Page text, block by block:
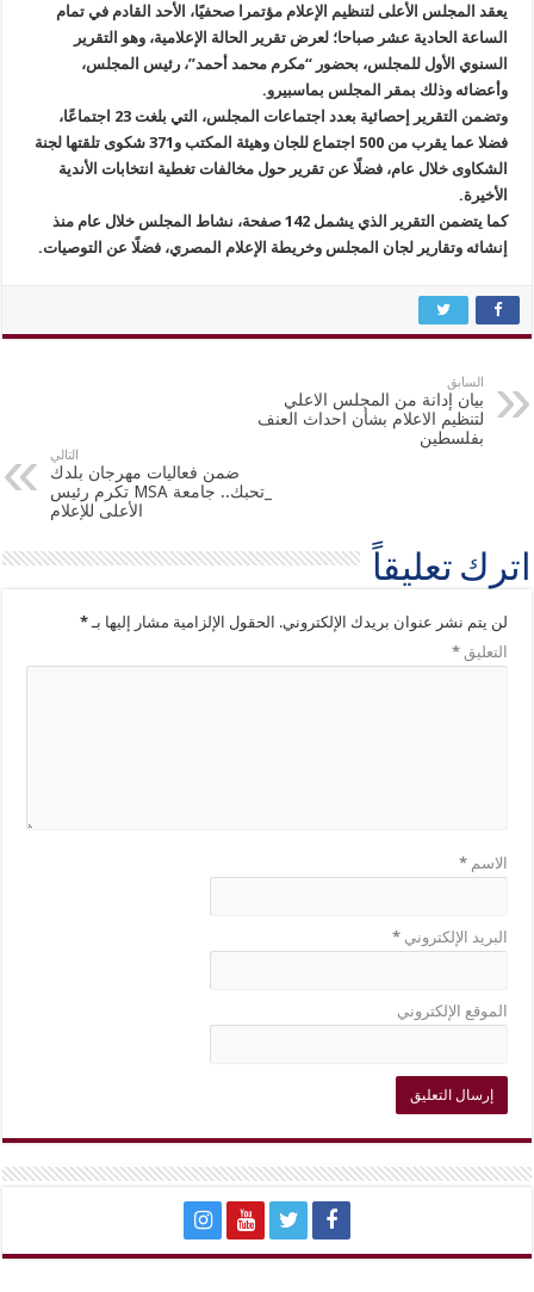
يعقد المجلس الأعلى لتنظيم الإعلام مؤتمرا صحفيًا، الأحد القادم في تمام
الساعة الحادية عشر صباحا؛ لعرض تقرير الحالة الإعلامية، وهو التقرير
السنوي الأول للمجلس، بحضور “مكرم محمد أحمد”، رئيس المجلس،
وأعضائه وذلك بمقر المجلس بماسبيرو.
وتضمن التقرير إحصائية بعدد اجتماعات المجلس، التي بلغت 23 اجتماعًا،
فضلا عما يقرب من 500 اجتماع للجان وهيئة المكتب و371 شكوى تلقتها لجنة
الشكاوى خلال عام، فضلًا عن تقرير حول مخالفات تغطية انتخابات الأندية
الأخيرة.
كما يتضمن التقرير الذي يشمل 142 صفحة، نشاط المجلس خلال عام منذ
إنشائه وتقارير لجان المجلس وخريطة الإعلام المصري، فضلًا عن التوصيات.
السابق
بيان إدانة من المجلس الاعلي
لتنظيم الاعلام بشأن احداث العنف
بفلسطين
التالي
ضمن فعاليات مهرجان بلدك
_تحبك.. جامعة MSA تكرم رئيس
الأعلى للإعلام
اترك تعليقاً
لن يتم نشر عنوان بريدك الإلكتروني. الحقول الإلزامية مشار إليها بـ*
التعليق*
الاسم*
البريد الإلكتروني*
الموقع الإلكتروني